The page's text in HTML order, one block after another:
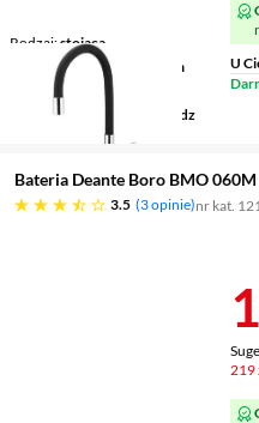
Rodzaj stojąca
Wysokość wylewki
287 mm
Zasięg wylewki
180 mm
Wykonanie korpusu
mosiądz
U
Bateria Deante Boro BMO
3.5
3.5 gwiazdek 3 opinie nr kat.
219